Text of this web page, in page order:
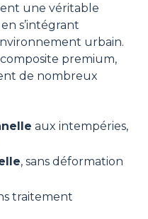
une véritable
s’intégrant
urbain.
premium,
de nombreux
aux intempéries,
, sans déformation
traitement